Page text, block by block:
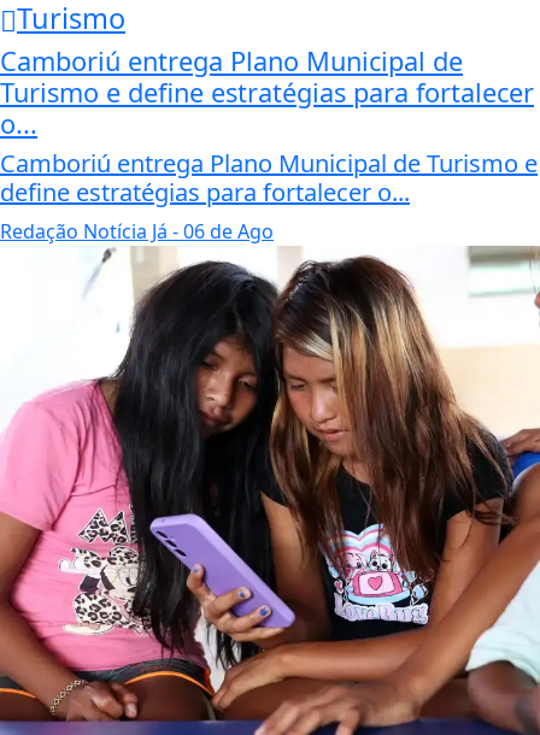
Turismo
Camboriú entrega Plano Municipal de
Turismo e define estratégias para fortalecer
o...
Camboriú entrega Plano Municipal de Turismo e
define estratégias para fortalecer o...
Redação Notícia Já - 06 de Ago